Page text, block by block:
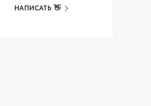
НАПИСАТЬ 👋